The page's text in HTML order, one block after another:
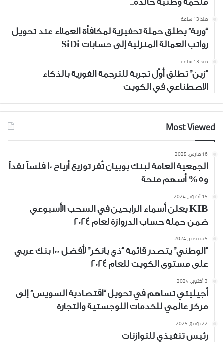
منذ 13 ساعة
“وربة” يطلق حملة تحفيزية لمكافأة العملاء عند تحويل
رواتب العمالة المنزلية إلى حسابات SiDi
منذ 13 ساعة
“زين” تطلق أوّل تجربة للترجمة الفورية بالذكاء
الاصطناعي في الكويت
Most Viewed
16 مارس، 2025
الجمعية العامة لبنك بوبيان تُقر توزيع أرباح 10 فلساً نقداً
و5% أسهم منحة
15 أكتوبر، 2024
KIB يعلن أسماء الرابحين في السحب الأسبوعي
ضمن حملة حساب الدروازة لعام 2024
5 سبتمبر، 2024
“الوطني” يتصدر قائمة “ذي بانكر” لأفضل 100 بنك عربي
على مستوى الكويت للعام 2024
3 أكتوبر، 2024
أجيليتي تساهم في تحويل “اقتصادية السويس” إلى
مركز عالمي للخدمات اللوجستية والتجارة
22 يونيو، 2025
رئيس تنفيذي للتوازنات